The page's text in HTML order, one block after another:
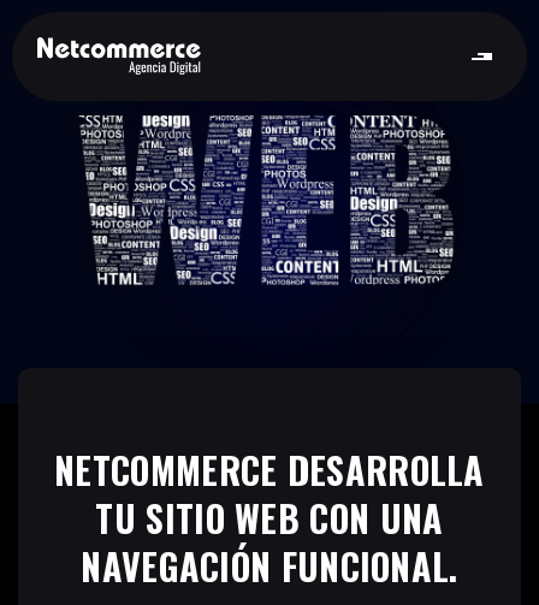
NETCOMMERCE DESARROLLA
TU SITIO WEB CON UNA
NAVEGACIÓN FUNCIONAL.